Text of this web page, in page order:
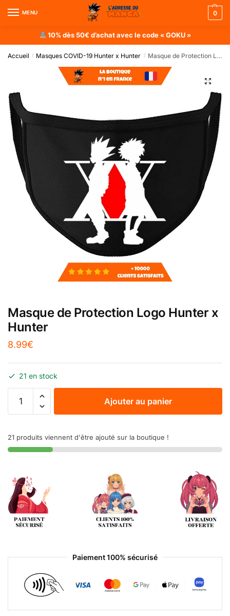
MENU 0
10% dès 50€ d’achat avec le code « GOKU »
Accueil / Masques COVID-19 Hunter x Hunter / Masque de Protection Logo Hunter x Hunter
Masque de Protection Logo Hunter x
Hunter
8.99€
21 en stock
Ajouter au panier
21 produits viennent d'être ajouté sur la boutique !
Paiement 100% sécurisé